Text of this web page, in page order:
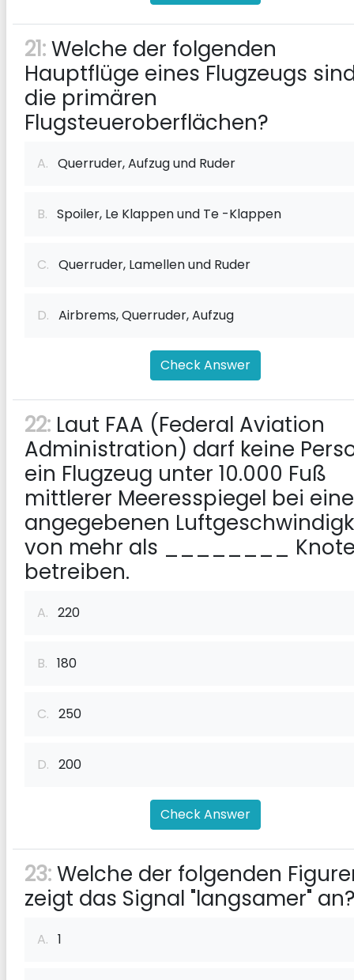
21:Welche der folgenden
Hauptflüge eines Flugzeugs
die primären
Flugsteueroberflächen?
A. Querruder, Aufzug und Ruder
B. Spoiler, Le Klappen und Te -Klappen
C. Querruder, Lamellen und Ruder
D. Airbrems, Querruder, Aufzug
Check Answer
22: Laut FAA (Federal Aviation
Administration) darf keine
ein Flugzeug unter 10.000 Fuß
mittlerer Meeresspiegel bei
angegebenen
von mehr als ________
betreiben.
A. 220
B. 180
C. 250
D. 200
Check Answer
23:Welche der folgenden
zeigt das Signal "langsamer"
A. 1